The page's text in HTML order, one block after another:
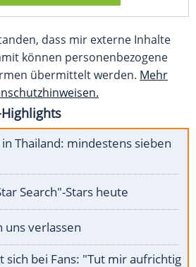
dass mir externe Inhalte
können personenbezogene
übermittelt werden. Mehr
in Thailand: mindestens sieben
Search"-Stars heute
uns verlassen
sich bei Fans: "Tut mir aufrichtig